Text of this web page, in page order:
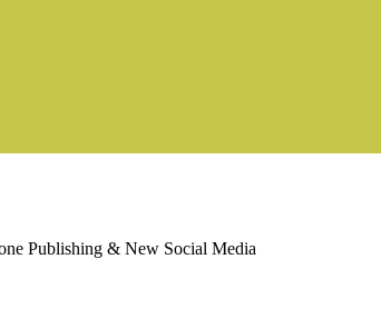
Publishing & New Social Media